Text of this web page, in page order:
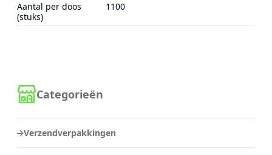
Categorieën
Verzendverpakkingen
Aantal per doos
(stuks)
1100